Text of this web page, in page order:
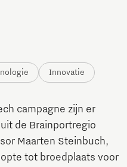
Innovatie
campagne zijn er
de Brainportregio
Maarten Steinbuch,
tot broedplaats voor